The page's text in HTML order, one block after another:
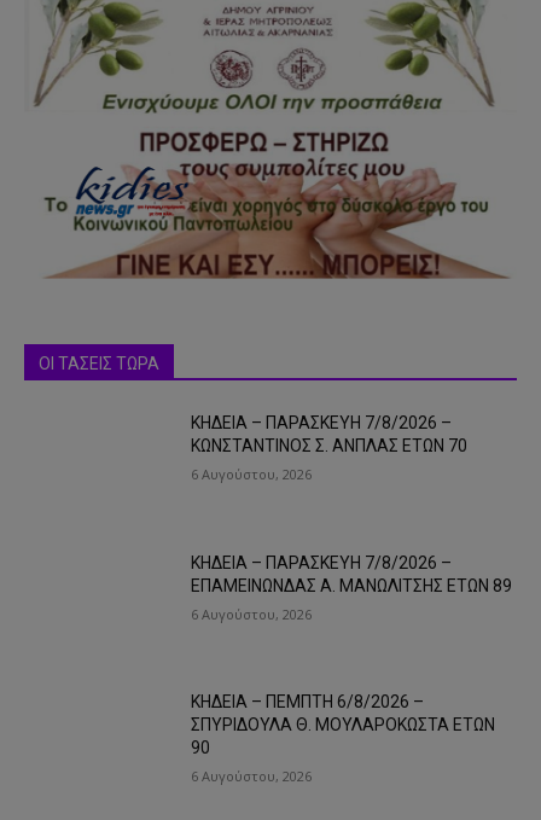
ΟΙ ΤΑΣΕΙΣ ΤΩΡΑ
ΚΗΔΕΙΑ – ΠΑΡΑΣΚΕΥΗ 7/8/2026 –
ΚΩΝΣΤΑΝΤΙΝΟΣ Σ. ΑΝΠΛΑΣ ΕΤΩΝ 70
6 Αυγούστου, 2026
ΚΗΔΕΙΑ – ΠΑΡΑΣΚΕΥΗ 7/8/2026 –
ΕΠΑΜΕΙΝΩΝΔΑΣ Α. ΜΑΝΩΛΙΤΣΗΣ ΕΤΩΝ 89
6 Αυγούστου, 2026
ΚΗΔΕΙΑ – ΠΕΜΠΤΗ 6/8/2026 –
ΣΠΥΡΙΔΟΥΛΑ Θ. ΜΟΥΛΑΡΟΚΩΣΤΑ ΕΤΩΝ
90
6 Αυγούστου, 2026